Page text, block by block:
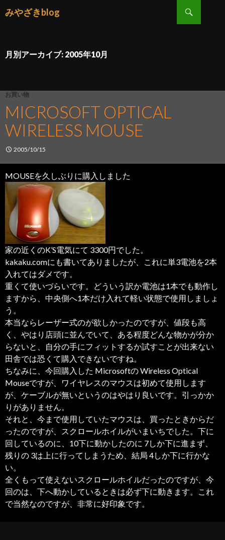
みやざきblog
月別アーカイブ: 2005年10月
お買い物
MICROSOFT OPTICAL
WIRELESS MOUSE
2005/10/15
MOUSEを久しぶりに購入しました
家の近くのK’S電気にて 3300円でした。
kakaku.comにも書いてありましたが、これに単3電池を2本
入れてはダメです。
重くて使いづらいです。どういう訳か電池は1本でも動作し
ますから、中央側へ1本だけ入れて軽い状態で使用しましょ
う。
本当ならレーザー式のが欲しかったのですが、値段も高
く、やはり店頭に並んでいて、ある程度どんな物かが分か
らないと、自分の手にフィットするか試すことが出来ない
田舎では恐くて購入できないですね。
ちなみに、今回購入した Microsoftの Wireless Optical
Mouseですが、ワイヤレスのマウスは初めて使用します
が、ケーブルが無いというのはやはり良いです。引っかか
りがありません。
それと、今まで使用していたマウスは、買ったときからだ
ったのですが、スクロールホイルがいまいちでした。下に
回しているのに、10下に動かしたのに 7しか下に進まず、
残りの 3は上に行ってしまうため、結局 4しか下に行かな
い。
全くもって使えないスクロールホイルだったのですが、今
回のは、下へ動かしているときは必ず下に動きます。これ
で当然なのですが、非常に好印象です。